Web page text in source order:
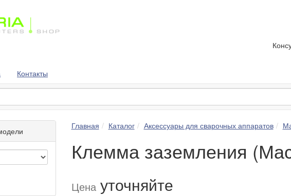
Контакты
Главная Каталог Аксессуары для сварочных аппаратов
Клемма заземления
Ценауточняйте